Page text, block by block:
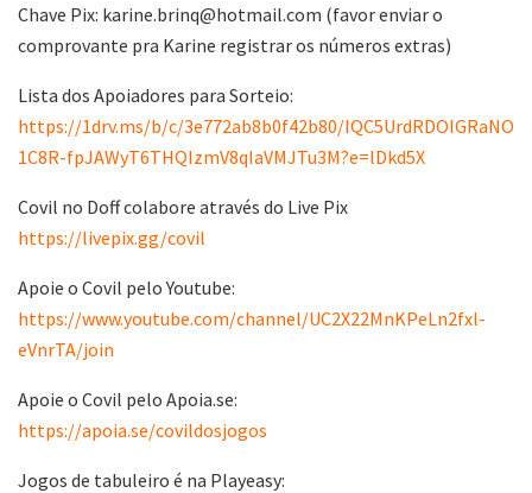
Chave Pix: karine.brinq@hotmail.com (favor enviar o
comprovante pra Karine registrar os números extras)
Lista dos Apoiadores para Sorteio:
https://1drv.ms/b/c/3e772ab8b0f42b80/IQC5UrdRDOIGRaNO
1C8R-fpJAWyT6THQIzmV8qIaVMJTu3M?e=lDkd5X
Covil no Doff colabore através do Live Pix
https://livepix.gg/covil
Apoie o Covil pelo Youtube:
https://www.youtube.com/channel/UC2X22MnKPeLn2fxl-
eVnrTA/join
Apoie o Covil pelo Apoia.se:
https://apoia.se/covildosjogos
Jogos de tabuleiro é na Playeasy: